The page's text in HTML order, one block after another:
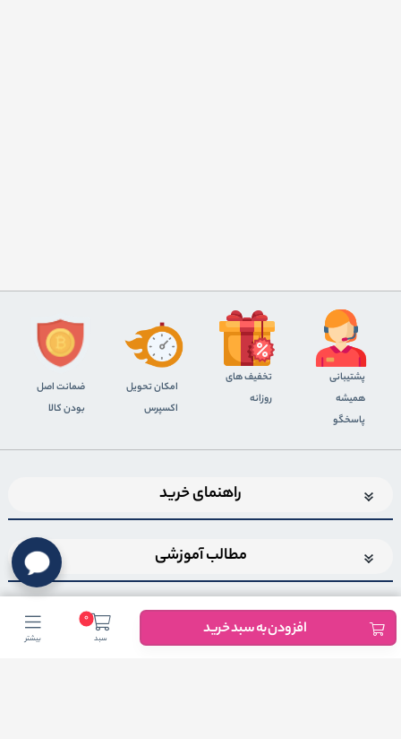
افزودن به سبد خرید 0
سبد بیشتر
پشتیبانی
همیشه
پاسخگو
تخفیف های
روزانه
اﻣﮑﺎن ﺗﺤﻮﯾﻞ
اﮐﺴﭙﺮس
ضمانت اصل
بودن کالا
راهنمای خرید
مطالب آموزشی